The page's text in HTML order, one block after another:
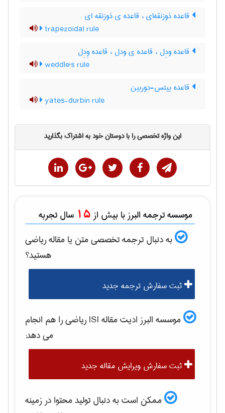
قاعده ذوزنقه‌ای ، قاعده ی ذوزنقه ای
trapezoidal rule
قاعده ودِل ، قاعده ی ودل ، قاعده وِدِل
weddle's rule
قاعده ییتس-دوربین
yates-durbin rule
این واژه تخصصی را با دوستان خود به اشتراک بگذارید
موسسه ترجمه البرز با بیش از 15 سال تجربه
به دنبال ترجمه تخصصی متن یا مقالهرياضی
هستید؟
ثبت سفارش ترجمه جدید
موسسه البرز ادیت مقاله ISI رياضیرا هم انجام
می دهد:
ثبت سفارش ویرایش مقاله جدید
ممکن است به دنبال تولید محتوا در زمینه